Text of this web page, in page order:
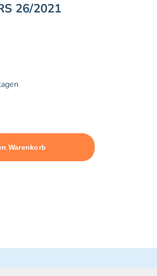
26/2021
5
Warenkorb